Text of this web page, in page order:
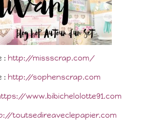
: http://missscrap.com/
: http://sophenscrap.com
www.bibichelolotte91.com
toutsedireaveclepapier.com